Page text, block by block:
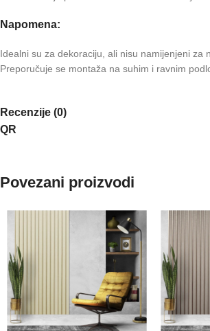
Napomena:
Idealni su za dekoraciju, ali nisu namijenjeni za
Preporučuje se montaža na suhim i ravnim
Recenzije (0)
QR
Povezani proizvodi